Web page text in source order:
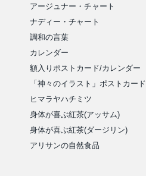
アージュナー・チャート
ナディー・チャート
調和の言葉
カレンダー
額入りポストカード/カレンダー
「神々のイラスト」ポストカード
ヒマラヤハチミツ
身体が喜ぶ紅茶(アッサム)
身体が喜ぶ紅茶(ダージリン)
アリサンの自然食品